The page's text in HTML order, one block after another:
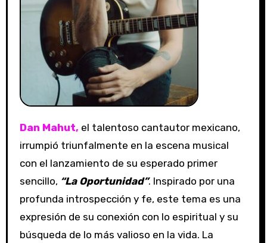
Dan Mahut, el talentoso cantautor mexicano,
irrumpió triunfalmente en la escena musical
con el lanzamiento de su esperado primer
sencillo, “La Oportunidad”. Inspirado por una
profunda introspección y fe, este tema es una
expresión de su conexión con lo espiritual y su
búsqueda de lo más valioso en la vida. La